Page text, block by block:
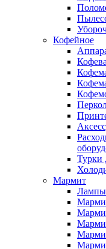
Кофейное
Турки
Мармит
Лампы